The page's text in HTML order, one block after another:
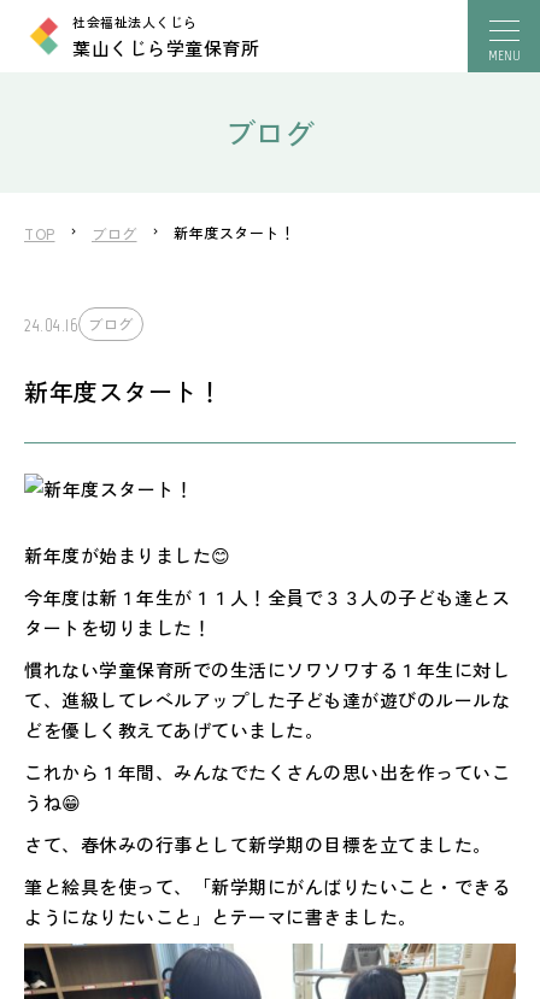
社会福祉法人くじら
葉山くじら学童保育所
ブログ
TOP ブログ 新年度スタート！
24.04.16 ブログ
新年度スタート！
新年度が始まりました😊
今年度は新１年生が１１人！全員で３３人の子ども達とス
タートを切りました！
慣れない学童保育所での生活にソワソワする１年生に対し
て、進級してレベルアップした子ども達が遊びのルールな
どを優しく教えてあげていました。
これから１年間、みんなでたくさんの思い出を作っていこ
うね😁
さて、春休みの行事として新学期の目標を立てました。
筆と絵具を使って、「新学期にがんばりたいこと・できる
ようになりたいこと」とテーマに書きました。